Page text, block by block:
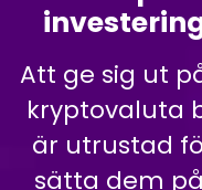
Att ge sig ut
kryptovaluta
är utrustad
sätta dem